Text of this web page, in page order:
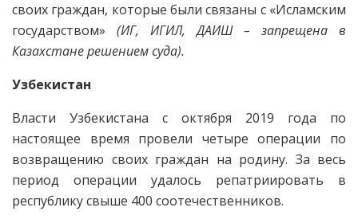
своих граждан, которые были связаны с «Исламским
государством» (ИГ, ИГИЛ, ДАИШ – запрещена в
Казахстане решением суда).
Узбекистан
Власти Узбекистана с октября 2019 года по
настоящее время провели четыре операции по
возвращению своих граждан на родину. За весь
период операции удалось репатриировать в
республику свыше 400 соотечественников.